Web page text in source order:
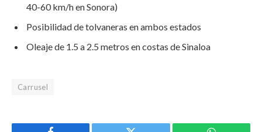
40-60 km/h en Sonora)
Posibilidad de tolvaneras en ambos estados
Oleaje de 1.5 a 2.5 metros en costas de Sinaloa
Carrusel